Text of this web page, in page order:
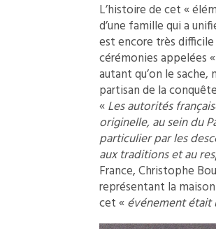
L’histoire de cet «
d’une famille qui a
est encore très
cérémonies appelées
autant qu’on le
partisan de la
«Les autorités
originelle, au sein du
particulier par les
aux traditions et au
France, Christophe
représentant la
cet «événement était